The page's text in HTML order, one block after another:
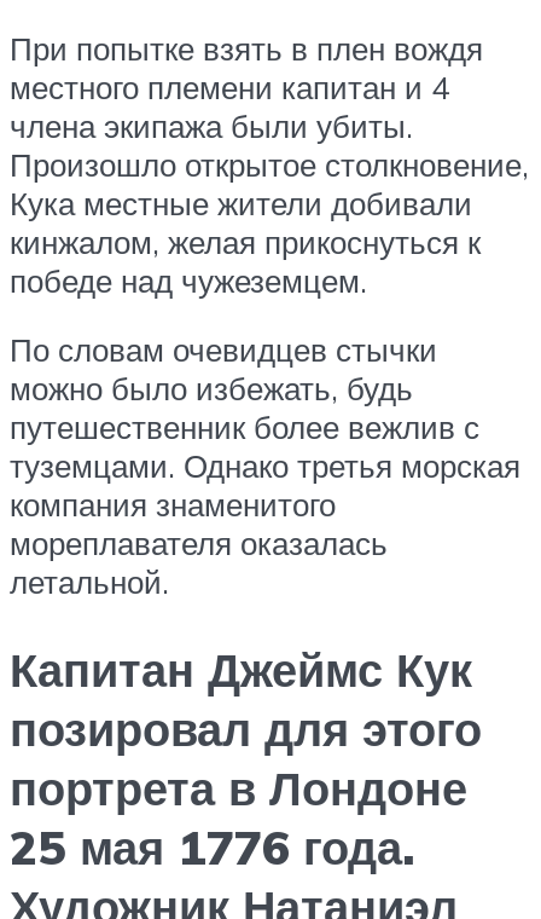
При попытке взять в плен вождя
местного племени капитан и 4
члена экипажа были убиты.
Произошло открытое столкновение,
Кука местные жители добивали
кинжалом, желая прикоснуться к
победе над чужеземцем.
По словам очевидцев стычки
можно было избежать, будь
путешественник более вежлив с
туземцами. Однако третья морская
компания знаменитого
мореплавателя оказалась
летальной.
Капитан Джеймс Кук
позировал для этого
портрета в Лондоне
25 мая 1776 года.
Художник Натаниэл